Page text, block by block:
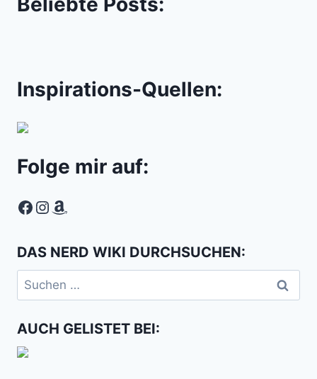
Inspirations-Quellen:
Folge mir auf:
Facebook
Instagram
Amazon
DAS NERD WIKI DURCHSUCHEN:
Suchen
nach:
AUCH GELISTET BEI: